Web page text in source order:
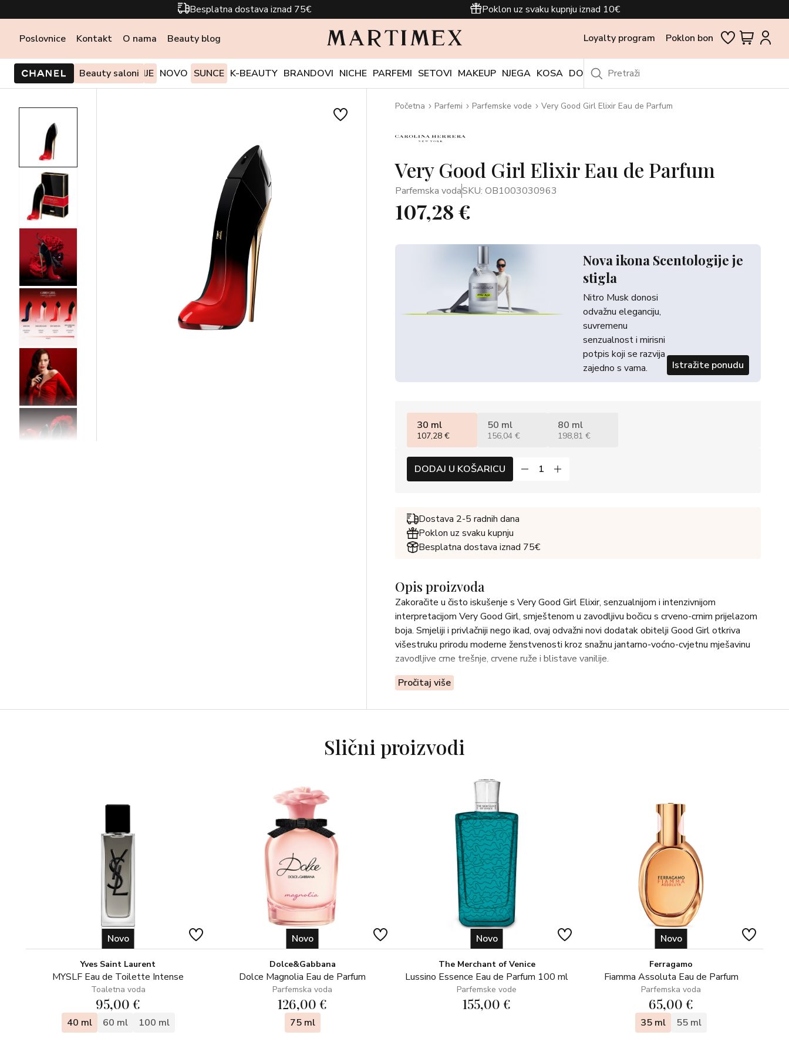
Besplatna dostava iznad 75€ Poklon uz svaku kupnju iznad 10€
Poslovnice Kontakt O nama Beauty blog Loyalty program Poklon bon
Beauty saloni
PONUDE I AKCIJE NOVO SUNCE K-BEAUTY BRANDOVI NICHE PARFEMI SETOVI MAKEUP NJEGA KOSA DODACI OUTLET
Početna Parfemi Parfemske vode Very Good Girl Elixir Eau de Parfum
Very Good Girl Elixir Eau de Parfum
Parfemska vodaSKU: OB1003030963
107,28 €
Nova ikona Scentologije je
stigla
Nitro Musk donosi
odvažnu eleganciju,
suvremenu
senzualnost i mirisni
potpis koji se razvija
zajedno s vama.
Istražite ponudu
30 ml
107,28 €
50 ml
156,04 €
80 ml
198,81 €
DODAJ U KOŠARICU
Dostava 2-5 radnih dana
Poklon uz svaku kupnju
Besplatna dostava iznad 75€
Opis proizvoda
Zakoračite u čisto iskušenje s Very Good Girl Elixir, senzualnijom i intenzivnijom
interpretacijom Very Good Girl, smještenom u zavodljivu bočicu s crveno-crnim prijelazom
boja. Smjeliji i privlačniji nego ikad, ovaj odvažni novi dodatak obitelji Good Girl otkriva
višestruku prirodu moderne ženstvenosti kroz snažnu jantarno-voćno-cvjetnu mješavinu
zavodljive crne trešnje, crvene ruže i blistave vanilije.
Pročitaj više
Slični proizvodi
Novo
Yves Saint Laurent
MYSLF Eau de Toilette Intense
Toaletna voda
95,00 €
40 ml 60 ml 100 ml
Novo
Dolce&Gabbana
Dolce Magnolia Eau de Parfum
Parfemska voda
126,00 €
75 ml
Novo
The Merchant of Venice
Lussino Essence Eau de Parfum 100 ml
Parfemske vode
155,00 €
Novo
Ferragamo
Fiamma Assoluta Eau de Parfum
Parfemska voda
65,00 €
35 ml 55 ml